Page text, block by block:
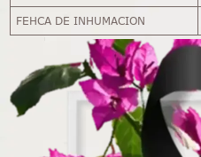
FEHCA DE INHUMACION